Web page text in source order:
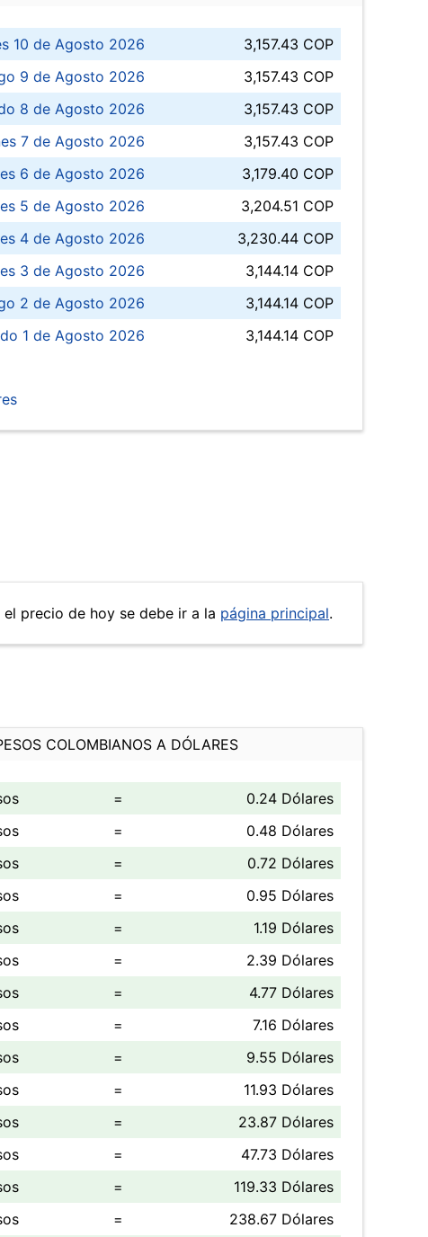
10 de Agosto 2026
3,157.43 COP
9 de Agosto 2026
3,157.43 COP
8 de Agosto 2026
3,157.43 COP
7 de Agosto 2026
3,157.43 COP
6 de Agosto 2026
3,179.40 COP
5 de Agosto 2026
3,204.51 COP
4 de Agosto 2026
3,230.44 COP
3 de Agosto 2026
3,144.14 COP
2 de Agosto 2026
3,144.14 COP
1 de Agosto 2026
3,144.14 COP
precio de hoy se debe ir a la página principal.
COLOMBIANOS A DÓLARES
=
0.24 Dólares
=
0.48 Dólares
=
0.72 Dólares
=
0.95 Dólares
=
1.19 Dólares
=
2.39 Dólares
=
4.77 Dólares
=
7.16 Dólares
=
9.55 Dólares
=
11.93 Dólares
=
23.87 Dólares
=
47.73 Dólares
=
119.33 Dólares
= 238.67 Dólares